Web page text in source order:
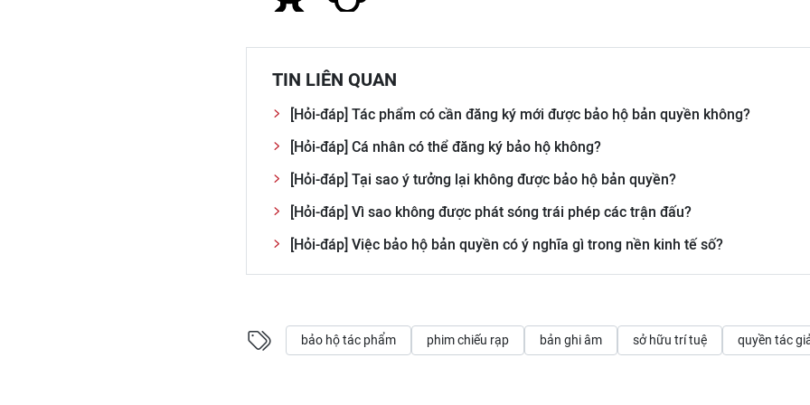
TIN LIÊN QUAN
[Hỏi-đáp] Tác phẩm có cần đăng ký mới được bảo hộ bản quyền không?
[Hỏi-đáp] Cá nhân có thể đăng ký bảo hộ không?
[Hỏi-đáp] Tại sao ý tưởng lại không được bảo hộ bản quyền?
[Hỏi-đáp] Vì sao không được phát sóng trái phép các trận đấu?
[Hỏi-đáp] Việc bảo hộ bản quyền có ý nghĩa gì trong nền kinh tế số?
bảo hộ tác phẩm phim chiếu rạp bản ghi âm sở hữu trí tuệ quyền tác